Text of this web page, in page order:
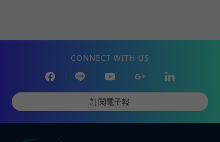
CONNECT WITH US
訂閱電子報